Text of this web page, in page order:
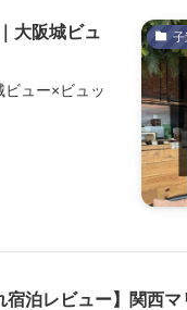
子
大阪城ビュ
ビュー×ビュッ
宿泊レビュー】関西